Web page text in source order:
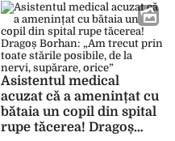
se răzbune”
Asistentul medical
acuzat că a amenințat cu
bătaia un copil din spital
rupe tăcerea! Dragoș